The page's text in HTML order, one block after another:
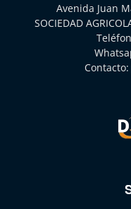
Avenida Juan
SOCIEDAD
Contacto: